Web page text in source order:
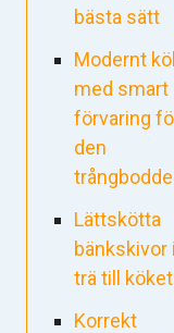
bästa sätt
Modernt
med smart
förvaring
den
trångbodde
Lättskötta
bänkskivor i
trä till köket
Korrekt